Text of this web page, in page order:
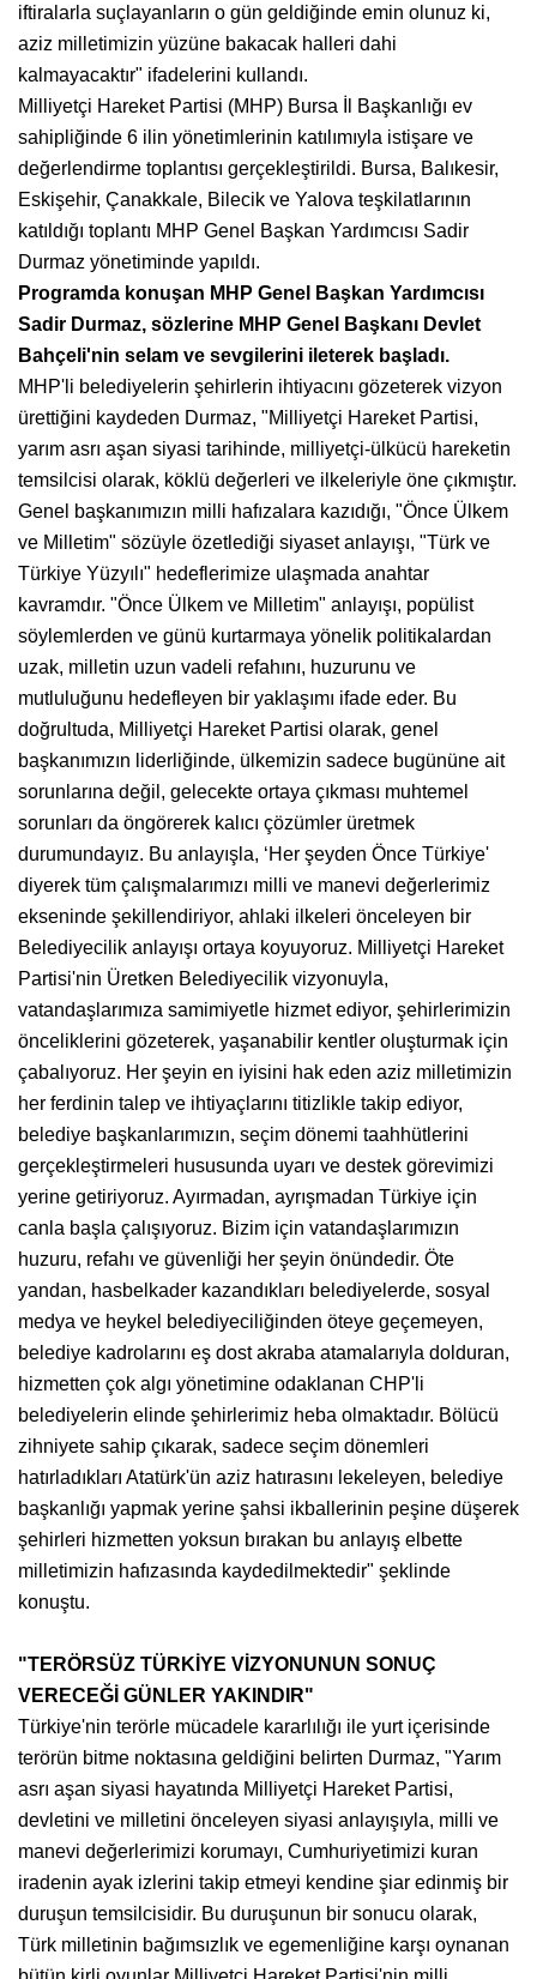
iftiralarla suçlayanların o gün geldiğinde emin olunuz ki,
aziz milletimizin yüzüne bakacak halleri dahi
kalmayacaktır" ifadelerini kullandı.
Milliyetçi Hareket Partisi (MHP) Bursa İl Başkanlığı ev
sahipliğinde 6 ilin yönetimlerinin katılımıyla istişare ve
değerlendirme toplantısı gerçekleştirildi. Bursa, Balıkesir,
Eskişehir, Çanakkale, Bilecik ve Yalova teşkilatlarının
katıldığı toplantı MHP Genel Başkan Yardımcısı Sadir
Durmaz yönetiminde yapıldı.
Programda konuşan MHP Genel Başkan Yardımcısı
Sadir Durmaz, sözlerine MHP Genel Başkanı Devlet
Bahçeli'nin selam ve sevgilerini ileterek başladı.
MHP'li belediyelerin şehirlerin ihtiyacını gözeterek vizyon
ürettiğini kaydeden Durmaz, "Milliyetçi Hareket Partisi,
yarım asrı aşan siyasi tarihinde, milliyetçi-ülkücü hareketin
temsilcisi olarak, köklü değerleri ve ilkeleriyle öne çıkmıştır.
Genel başkanımızın milli hafızalara kazıdığı, "Önce Ülkem
ve Milletim" sözüyle özetlediği siyaset anlayışı, "Türk ve
Türkiye Yüzyılı" hedeflerimize ulaşmada anahtar
kavramdır. "Önce Ülkem ve Milletim" anlayışı, popülist
söylemlerden ve günü kurtarmaya yönelik politikalardan
uzak, milletin uzun vadeli refahını, huzurunu ve
mutluluğunu hedefleyen bir yaklaşımı ifade eder. Bu
doğrultuda, Milliyetçi Hareket Partisi olarak, genel
başkanımızın liderliğinde, ülkemizin sadece bugününe ait
sorunlarına değil, gelecekte ortaya çıkması muhtemel
sorunları da öngörerek kalıcı çözümler üretmek
durumundayız. Bu anlayışla, ‘Her şeyden Önce Türkiye'
diyerek tüm çalışmalarımızı milli ve manevi değerlerimiz
ekseninde şekillendiriyor, ahlaki ilkeleri önceleyen bir
Belediyecilik anlayışı ortaya koyuyoruz. Milliyetçi Hareket
Partisi'nin Üretken Belediyecilik vizyonuyla,
vatandaşlarımıza samimiyetle hizmet ediyor, şehirlerimizin
önceliklerini gözeterek, yaşanabilir kentler oluşturmak için
çabalıyoruz. Her şeyin en iyisini hak eden aziz milletimizin
her ferdinin talep ve ihtiyaçlarını titizlikle takip ediyor,
belediye başkanlarımızın, seçim dönemi taahhütlerini
gerçekleştirmeleri hususunda uyarı ve destek görevimizi
yerine getiriyoruz. Ayırmadan, ayrışmadan Türkiye için
canla başla çalışıyoruz. Bizim için vatandaşlarımızın
huzuru, refahı ve güvenliği her şeyin önündedir. Öte
yandan, hasbelkader kazandıkları belediyelerde, sosyal
medya ve heykel belediyeciliğinden öteye geçemeyen,
belediye kadrolarını eş dost akraba atamalarıyla dolduran,
hizmetten çok algı yönetimine odaklanan CHP'li
belediyelerin elinde şehirlerimiz heba olmaktadır. Bölücü
zihniyete sahip çıkarak, sadece seçim dönemleri
hatırladıkları Atatürk'ün aziz hatırasını lekeleyen, belediye
başkanlığı yapmak yerine şahsi ikballerinin peşine düşerek
şehirleri hizmetten yoksun bırakan bu anlayış elbette
milletimizin hafızasında kaydedilmektedir" şeklinde
konuştu.
"TERÖRSÜZ TÜRKİYE VİZYONUNUN SONUÇ
VERECEĞİ GÜNLER YAKINDIR"
Türkiye'nin terörle mücadele kararlılığı ile yurt içerisinde
terörün bitme noktasına geldiğini belirten Durmaz, "Yarım
asrı aşan siyasi hayatında Milliyetçi Hareket Partisi,
devletini ve milletini önceleyen siyasi anlayışıyla, milli ve
manevi değerlerimizi korumayı, Cumhuriyetimizi kuran
iradenin ayak izlerini takip etmeyi kendine şiar edinmiş bir
duruşun temsilcisidir. Bu duruşunun bir sonucu olarak,
Türk milletinin bağımsızlık ve egemenliğine karşı oynanan